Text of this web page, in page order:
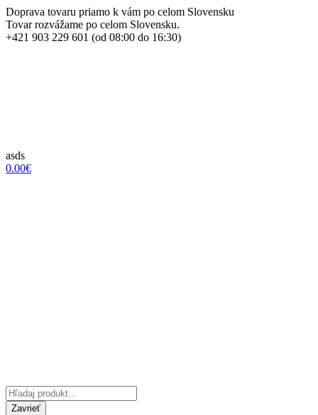
Doprava tovaru priamo k vám po celom Slovensku
Tovar rozvážame po celom Slovensku.
+421 903 229 601 (od 08:00 do 16:30)
asds
0.00€
Zavrieť